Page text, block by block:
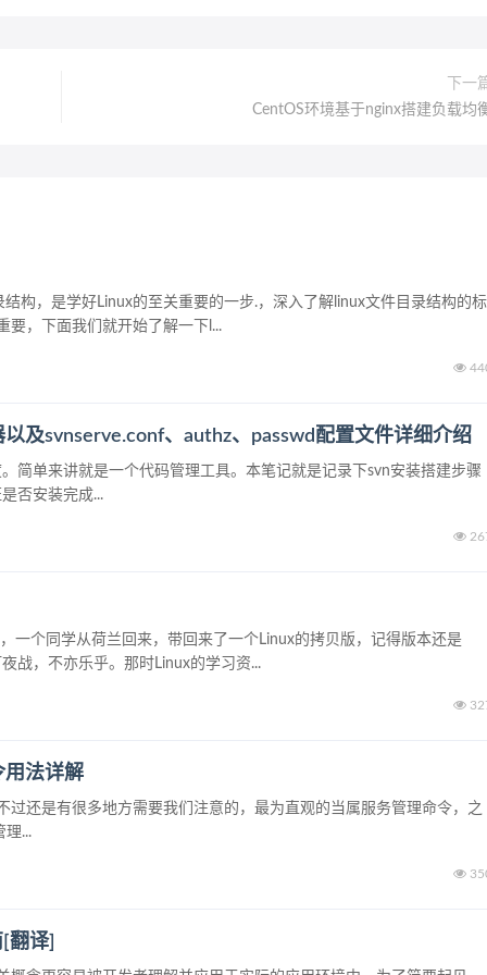
下一
CentOS环境基于nginx搭建负载均
构，是学好Linux的至关重要的一步.，深入了解linux文件目录结构的标
要，下面我们就开始了解一下l...
及svnserve.conf、authz、passwd配置文件详细介绍
简单来讲就是一个代码管理工具。本笔记就是记录下svn安装搭建步骤
否安装完成...
一个同学从荷兰回来，带回来了一个Linux的拷贝版，记得版本还是
战，不亦乐乎。那时Linux的学习资...
用法详解
还是有很多地方需要我们注意的，最为直观的当属服务管理命令，之
理...
翻译]